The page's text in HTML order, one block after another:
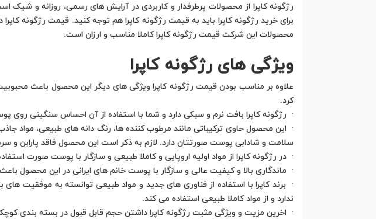
رژگونه کاپرا از محصولات پرطرفدار و کاربردی در آرایش های رسمی، روزانه و شیک
برای خرید رژگونه کاپرا باید به قیمت رژگونه کاپرا هم توجه کنید. قیمت رژگونه
محصولات این شرکت قیمت رژگونه کاپرا کاملا مناسب و ارزان است.
ویژگی های رژگونه کاپرا
علاوه بر مناسب بودن قیمت رژگونه کاپرا ویژگی های دیگر این محصول باعث
کرد.
· رژگونه کاپرا بافت نرم و سبکی دارد و شما با استفاده از آن احساس سنگینی روی
· این محصول حاوی ترکیباتی مانند مرطوب کننده ها، رنگ دانه های طبیعی، مواد
سلامت و شادابی پوست صورتتان دارد. لازم به ذکر است این محصول فاقد پارابن
· در رژگونه کاپرا از مواد اولیه اروپایی و کاملا طبیعی و سازگار با پوست صورت
· ماندگاری بالا و کیفیت عالی و سازگار با پوست خانم های ایرانی در این محصول
· برند کاپرا با استفاده از فناوری های جدید و مواد طبیعی توانسته به موفقیت
ندارد و از مواد کاملا طبیعی استفاده می کند.
· اخرین مزیت و ویژگی مثبت رژگونه کاپرا داشتن حجم قابل قبول در بسته بندی